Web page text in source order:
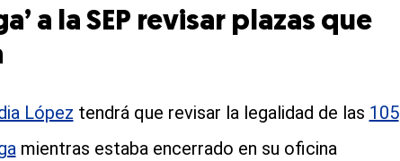
a la SEP revisar plazas que
López tendrá que revisar la legalidad de las 105
mientras estaba encerrado en su oficina